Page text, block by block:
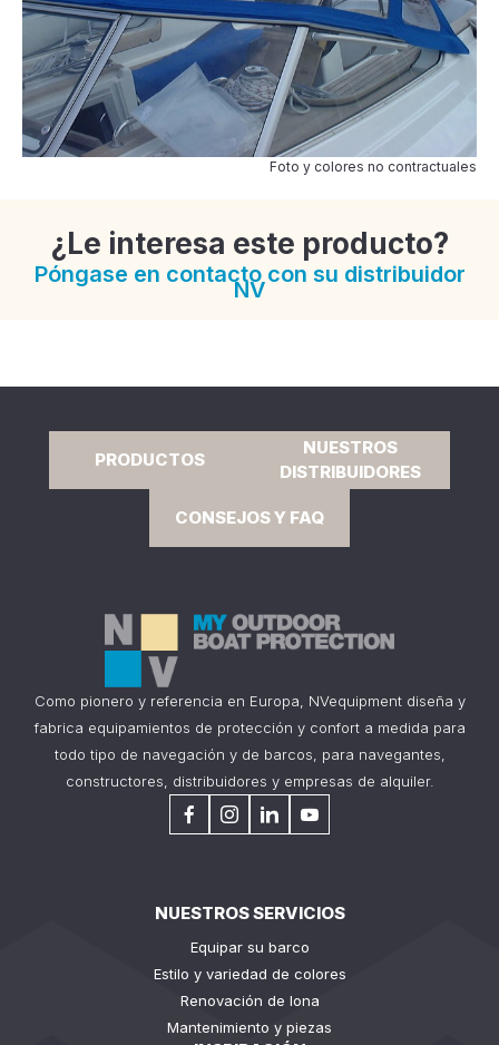
Foto y colores no contractuales
¿Le interesa este producto?
Póngase en contacto con su distribuidor
NV
PRODUCTOS
NUESTROS
DISTRIBUIDORES
CONSEJOS Y FAQ
Como pionero y referencia en Europa, NVequipment diseña y
fabrica equipamientos de protección y confort a medida para
todo tipo de navegación y de barcos, para navegantes,
constructores, distribuidores y empresas de alquiler.
NUESTROS SERVICIOS
Equipar su barco
Estilo y variedad de colores
Renovación de lona
Mantenimiento y piezas